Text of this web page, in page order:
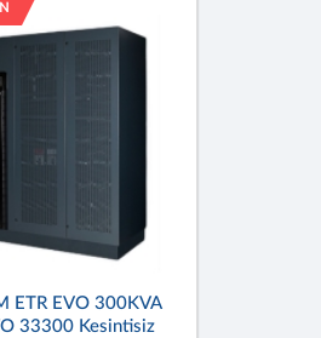
ETR EVO 300KVA
33300 Kesintisiz